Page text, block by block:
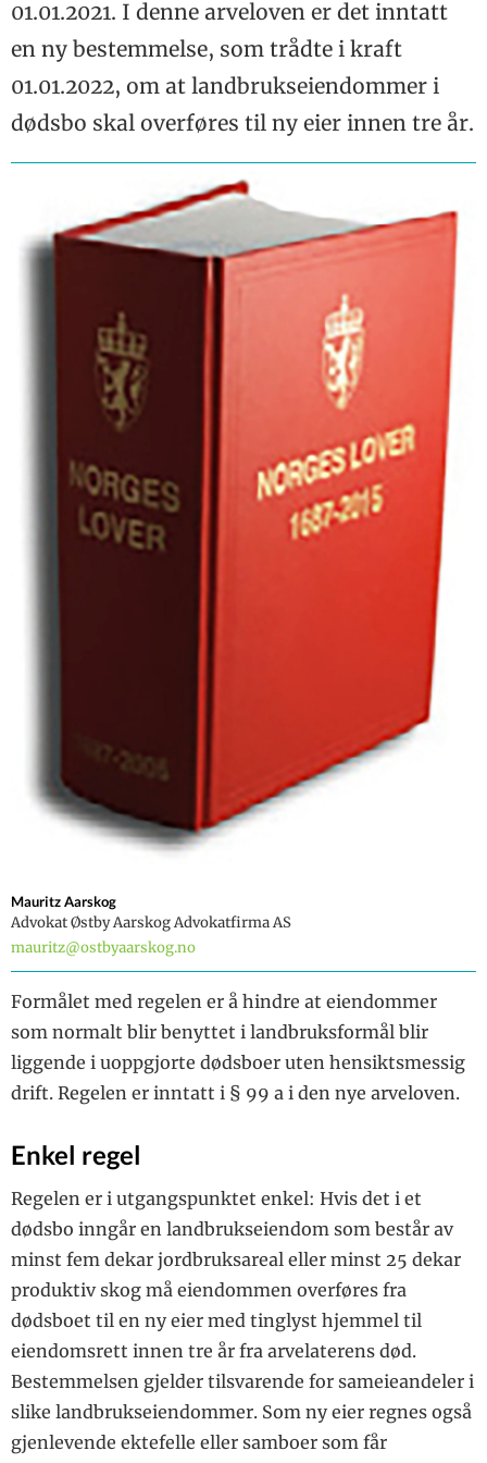
Overvåk kalvehelsa
Melk,
naturkonservering
og konferanser
Følge med tiden og
være positive
produksjon med
dyrevelferd
Satser på blonde
Vannmadrasser
haseproblemene
Norges første med
abonnement på
Bare noen få velger å
bli bønder
Jusspalten
Q-bonden
Animalia
Tine
Midtside
01.01.2021. I denne arveloven er det inntatt
en ny bestemmelse, som trådte i kraft
01.01.2022, om at landbrukseiendommer i
dødsbo skal overføres til ny eier innen tre år.
MauritzAarskog
Advokat Østby Aarskog Advokatfirma AS
mauritz@ostbyaarskog.no
Formålet med regelen er å hindre at eiendommer
som normalt blir benyttet i landbruksformål blir
liggende i uoppgjorte dødsboer uten hensiktsmessig
drift. Regelen er inntatt i § 99 a i den nye arveloven.
Enkel regel
Regelen er i utgangspunktet enkel: Hvis det i et
dødsbo inngår en landbrukseiendom som består av
minst fem dekar jordbruksareal eller minst 25 dekar
produktiv skog må eiendommen overføres fra
dødsboet til en ny eier med tinglyst hjemmel til
eiendomsrett innen tre år fra arvelaterens død.
Bestemmelsen gjelder tilsvarende for sameieandeler i
slike landbrukseiendommer. Som ny eier regnes også
gjenlevende ektefelle eller samboer som får